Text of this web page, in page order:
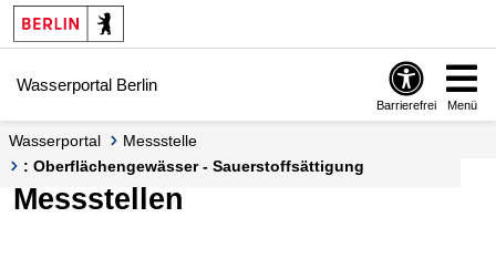
Springe zur Navigation
Springe zum Inhalt
Wasserportal Berlin
Barrierefrei Menü
Wasserportal
Messstelle
: Oberflächengewässer - Sauerstoffsättigung
Messstellen